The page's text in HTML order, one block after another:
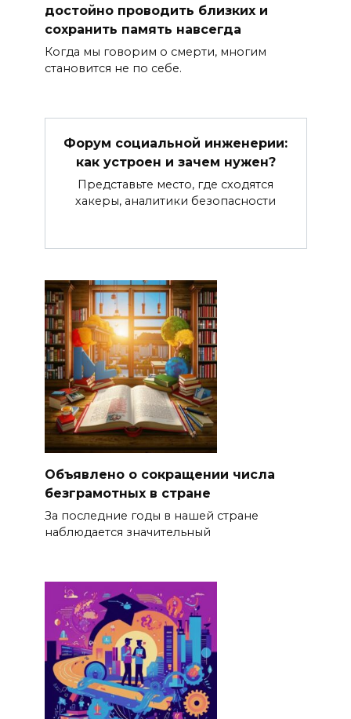
достойно проводить близких и
сохранить память навсегда
Когда мы говорим о смерти, многим
становится не по себе.
Форум социальной инженерии:
как устроен и зачем нужен?
Представьте место, где сходятся
хакеры, аналитики безопасности
Объявлено о сокращении числа
безграмотных в стране
За последние годы в нашей стране
наблюдается значительный